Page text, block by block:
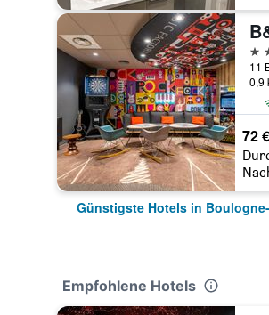
3
0,9
72 €
Günstigste Hotels in
Empfohlene Hotels